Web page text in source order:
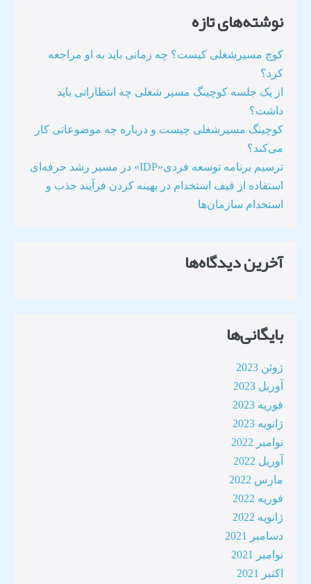
نوشته‌های تازه
کوچ مسیرشغلی کیست؟ چه زمانی باید به او مراجعه
کرد؟
از یک جلسه کوچینگ مسیر شغلی چه انتظاراتی باید
داشت؟
کوچینگ مسیرشغلی چیست و درباره چه موضوعاتی کار
می‌کند؟
ترسیم برنامه توسعه فردی«IDP» در مسیر رشد حرفه‌ای
استفاده از قیف استخدام در بهینه کردن فرآیند جذب و
استخدام سازمان‌ها​
آخرین دیدگاه‌ها
بایگانی‌ها
ژوئن 2023
آوریل 2023
فوریه 2023
ژانویه 2023
نوامبر 2022
آوریل 2022
مارس 2022
فوریه 2022
ژانویه 2022
دسامبر 2021
نوامبر 2021
اکتبر 2021